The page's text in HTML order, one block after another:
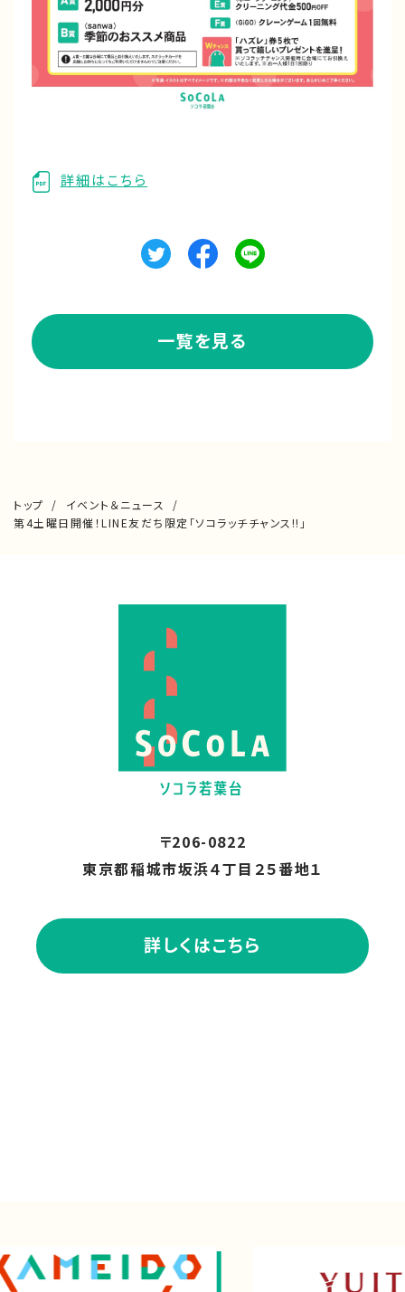
詳細はこちら
一覧を見る
トップ
イベント＆ニュース
第4土曜日開催！LINE友だち限定「ソコラッチチャンス!!」
〒206-0822
東京都稲城市坂浜４丁目２５番地１
詳しくはこちら